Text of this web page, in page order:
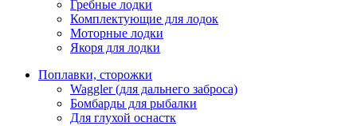
Гребные лодки
Комплектующие для лодок
Моторные лодки
Якоря для лодки
Поплавки, сторожки
Waggler (для дальнего заброса)
Бомбарды для рыбалки
Для глухой оснастк